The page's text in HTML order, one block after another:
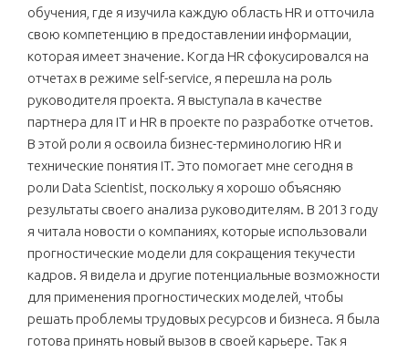
обучения, где я изучила каждую область HR и отточила
свою компетенцию в предоставлении информации,
которая имеет значение. Когда HR сфокусировался на
отчетах в режиме self-service, я перешла на роль
руководителя проекта. Я выступала в качестве
партнера для IT и HR в проекте по разработке отчетов.
В этой роли я освоила бизнес-терминологию HR и
технические понятия IT. Это помогает мне сегодня в
роли Data Scientist, поскольку я хорошо объясняю
результаты своего анализа руководителям. В 2013 году
я читала новости о компаниях, которые использовали
прогностические модели для сокращения текучести
кадров. Я видела и другие потенциальные возможности
для применения прогностических моделей, чтобы
решать проблемы трудовых ресурсов и бизнеса. Я была
готова принять новый вызов в своей карьере. Так я